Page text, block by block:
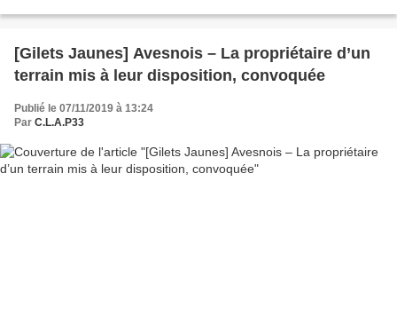
[Gilets Jaunes] Avesnois – La propriétaire d’un
terrain mis à leur disposition, convoquée
Publié le 07/11/2019 à 13:24
Par C.L.A.P33